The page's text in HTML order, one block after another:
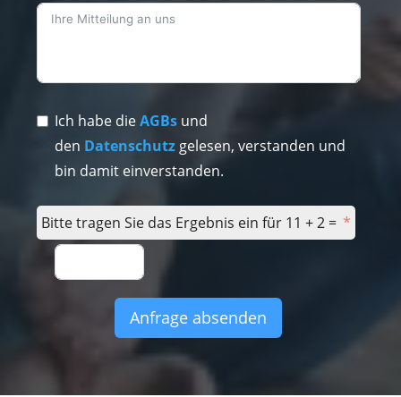
Ich habe dieAGBs und
den Datenschutzgelesen, verstanden und
bin damit einverstanden.
Bitte tragen Sie das Ergebnis ein für 11 + 2 =
Anfrage absenden